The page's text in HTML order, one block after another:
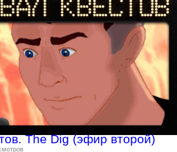
The Dig (эфир второй)